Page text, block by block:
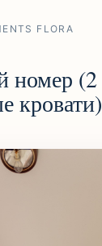
FLORA
номер (2
кровати)